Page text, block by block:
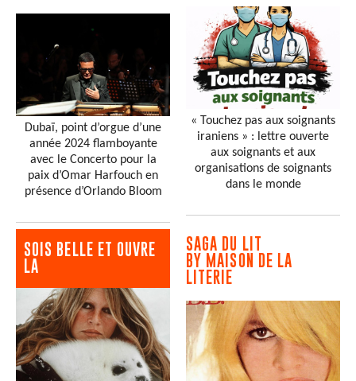
Dubaï, point d’orgue d’une
année 2024 flamboyante
avec le Concerto pour la
paix d’Omar Harfouch en
présence d’Orlando Bloom
SOIS BELLE ET OUVRE
LA
« Touchez pas aux soignants
iraniens » : lettre ouverte
aux soignants et aux
organisations de soignants
dans le monde
SAGA DU LIT
BY MAISON DE LA
LITERIE